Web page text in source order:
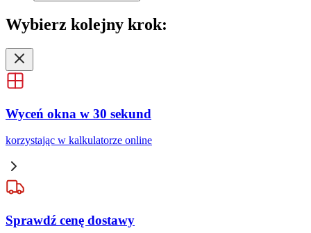
Wybierz kolejny krok:
Wyceń okna w 30 sekund
korzystając w kalkulatorze online
Sprawdź cenę dostawy